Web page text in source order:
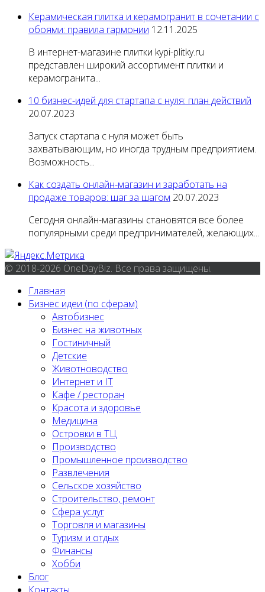
Керамическая плитка и керамогранит в сочетании с
обоями: правила гармонии 12.11.2025
В интернет-магазине плитки kypi-plitky.ru
представлен широкий ассортимент плитки и
керамогранита...
10 бизнес-идей для стартапа с нуля: план действий
20.07.2023
Запуск стартапа с нуля может быть
захватывающим, но иногда трудным предприятием.
Возможность...
Как создать онлайн-магазин и заработать на
продаже товаров: шаг за шагом 20.07.2023
Сегодня онлайн-магазины становятся все более
популярными среди предпринимателей, желающих...
© 2018-2026 OneDayBiz. Все права защищены.
Главная
Бизнес идеи (по сферам)
Автобизнес
Бизнес на животных
Гостиничный
Детские
Животноводство
Интернет и IT
Кафе / ресторан
Красота и здоровье
Медицина
Островки в ТЦ
Производство
Промышленное производство
Развлечения
Сельское хозяйство
Строительство, ремонт
Сфера услуг
Торговля и магазины
Туризм и отдых
Финансы
Хобби
Блог